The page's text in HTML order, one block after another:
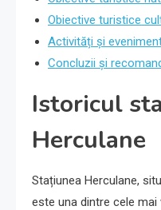
Obiective turistice
Activități și
Concluzii și
Istoricul
Herculane
Stațiunea Herculane,
este una dintre cele